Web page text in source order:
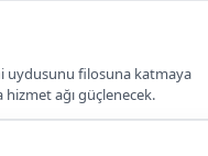
uydusunu filosuna katmaya
ağı güçlenecek.